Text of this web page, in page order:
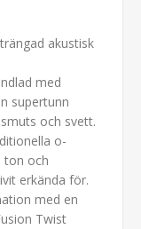
akustisk
med
supertunn
och svett.
o-
ton och
erkända för.
med en
Twist